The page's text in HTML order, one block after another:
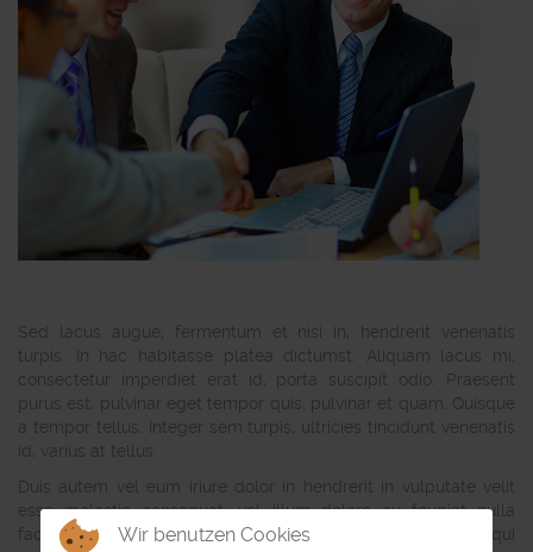
Sed lacus augue, fermentum et nisi in, hendrerit venenatis
turpis. In hac habitasse platea dictumst. Aliquam lacus mi,
consectetur imperdiet erat id, porta suscipit odio. Praesent
purus est, pulvinar eget tempor quis, pulvinar et quam. Quisque
a tempor tellus. Integer sem turpis, ultricies tincidunt venenatis
id, varius at tellus.
Duis autem vel eum iriure dolor in hendrerit in vulputate velit
esse molestie consequat, vel illum dolore eu feugiat nulla
facilisis at vero eros et accumsan et iusto odio dignissim qui
Wir benutzen Cookies